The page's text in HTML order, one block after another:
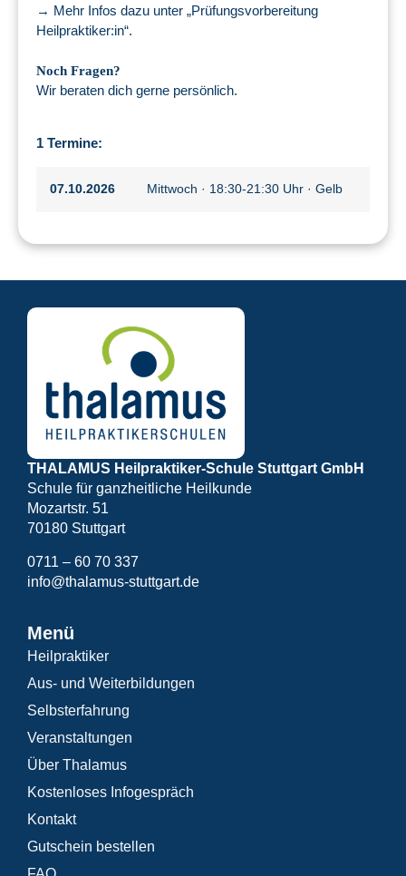
→ Mehr Infos dazu unter „Prüfungsvorbereitung
Heilpraktiker:in“.
Noch Fragen?
Wir beraten dich gerne persönlich.
1 Termine:
07.10.2026 Mittwoch · 18:30-21:30 Uhr · Gelb
THALAMUS Heilpraktiker-Schule Stuttgart GmbH
Schule für ganzheitliche Heilkunde
Mozartstr. 51
70180 Stuttgart
0711 – 60 70 337
info@thalamus-stuttgart.de
Menü
Heilpraktiker
Aus- und Weiterbildungen
Selbsterfahrung
Veranstaltungen
Über Thalamus
Kostenloses Infogespräch
Kontakt
Gutschein bestellen